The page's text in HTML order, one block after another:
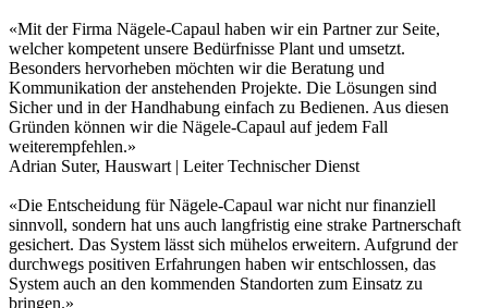
«Mit der Firma Nägele-Capaul haben wir ein Partner zur Seite,
welcher kompetent unsere Bedürfnisse Plant und umsetzt.
Besonders hervorheben möchten wir die Beratung und
Kommunikation der anstehenden Projekte. Die Lösungen sind
Sicher und in der Handhabung einfach zu Bedienen. Aus diesen
Gründen können wir die Nägele-Capaul auf jedem Fall
weiterempfehlen.»
Adrian Suter, Hauswart | Leiter Technischer Dienst
«Die Entscheidung für Nägele-Capaul war nicht nur finanziell
sinnvoll, sondern hat uns auch langfristig eine strake Partnerschaft
gesichert. Das System lässt sich mühelos erweitern. Aufgrund der
durchwegs positiven Erfahrungen haben wir entschlossen, das
System auch an den kommenden Standorten zum Einsatz zu
bringen.»